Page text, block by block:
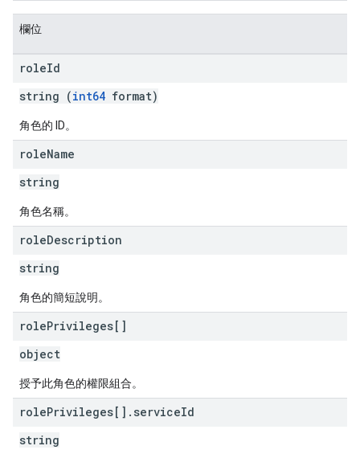
欄位
roleId
string (int64 format)
角色的 ID。
roleName
string
角色名稱。
roleDescription
string
角色的簡短說明。
rolePrivileges[]
object
授予此角色的權限組合。
rolePrivileges[] . serviceId
string